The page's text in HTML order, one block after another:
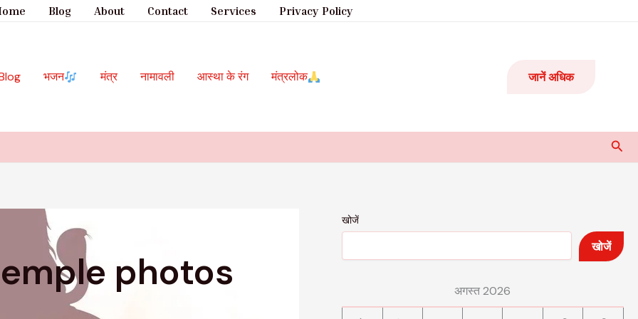
Blog About Contact Services Privacy Policy
भजन मंत्र नामावली आस्था के रंग मंत्रलोक जानें अधिक
photos
खोजें
खोजें
अगस्त 2026